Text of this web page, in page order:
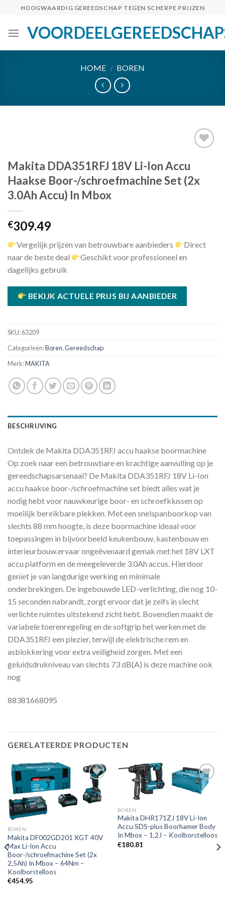
content
HOOGWAARDIG GEREEDSCHAP TEGEN SCHERPE PRIJZEN
HOME / BOREN
Toevoegen
aan
Makita DDA351RFJ 18V Li-Ion Accu
Haakse Boor-/schroefmachine Set (2x
3.0Ah Accu) In Mbox
€309.49
Vergelijk prijzen van betrouwbare aanbieders
Direct
naar de beste deal
Geschikt voor professioneel en
dagelijks gebruik
BEKIJK ACTUELE PRIJS BIJ AANBIEDER
SKU:63209
Categorieën:Boren,Gereedschap
Merk:MAKITA
BESCHRIJVING
Ontdek de Makita DDA351RFJ accu haakse boormachine
Op zoek naar een betrouwbare en krachtige aanvulling op je
gereedschapsarsenaal? De Makita DDA351RFJ 18V Li-Ion
accu haakse boor-/schroefmachine set biedt alles wat je
nodig hebt voor nauwkeurige boor- en schroefklussen op
moeilijk bereikbare plekken. Met een snelspanboorkop van
slechts 88 mm hoogte, is deze boormachine ideaal voor
toepassingen in bijvoorbeeld keukenbouw, kastenbouw en
interieurbouw.ervaar ongeëvenaard gemak met het 18V LXT
accu platform en de meegeleverde 3.0Ah accus. Hierdoor
geniet je van langdurige werking en minimale
onderbrekingen. De ingebouwde LED-verlichting, die nog 10-
15 seconden nabrandt, zorgt ervoor dat je zelfs in slecht
verlichte ruimtes uitstekend zicht hebt. Bovendien maakt de
variabele toerenregeling en de softgrip het werken met de
DDA351RFJ een plezier, terwijl de elektrische rem en
asblokkering voor extra veiligheid zorgen. Met een
geluidsdrukniveau van slechts 73 dB(A) is deze machine ook
nog
88381668095
GERELATEERDE PRODUCTEN
Toevoegen
BOREN
Makita DF002GD201 XGT 40V
Max Li-Ion Accu
Boor-/schroefmachine Set (2x
2,5Ah) In Mbox – 64Nm –
Koolborstelloos
€454.95
verlanglijst
BOREN
Makita DHR171ZJ 18V Li-Ion
Accu SDS-plus Boorhamer Body
In Mbox – 1,2J – Koolborstelloos
€180.81